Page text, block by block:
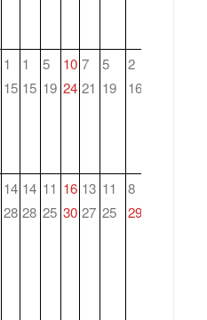
1
15
1
15
5
19
10
24
7
21
5
19
2
16
14
28
14
28
11
25
16
30
13
27
11
25
8
29